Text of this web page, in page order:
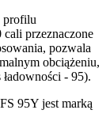
profilu
przeznaczone
pozwala
obciążeniu,
- 95).
95Y jest marką